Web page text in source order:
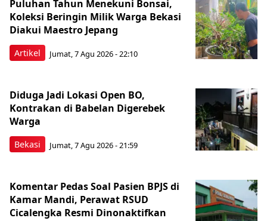
Artikel
Puluhan Tahun Menekuni Bonsai,
Koleksi Beringin Milik Warga Bekasi
Diakui Maestro Jepang
Jumat, 7 Agu 2026 - 22:10
Bekasi
Diduga Jadi Lokasi Open BO,
Kontrakan di Babelan Digerebek
Warga
Jumat, 7 Agu 2026 - 21:59
Komentar Pedas Soal Pasien BPJS di
Kamar Mandi, Perawat RSUD
Cicalengka Resmi Dinonaktifkan